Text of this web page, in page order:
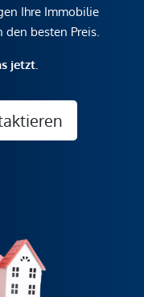
Ihre Immobilie
besten Preis.
jetzt.